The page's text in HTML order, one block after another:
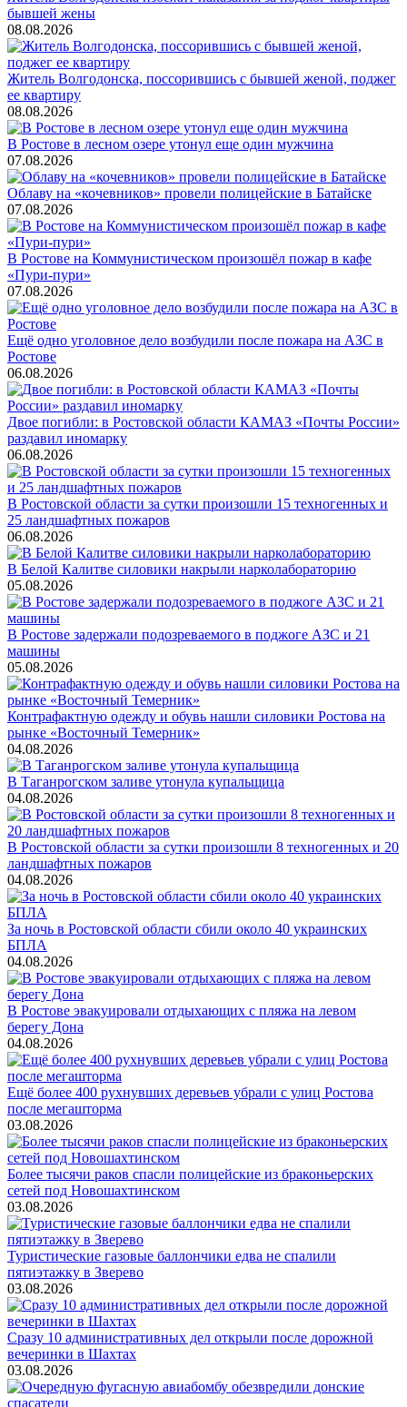
бывшей жены
08.08.2026
Житель Волгодонска, поссорившись с бывшей женой, поджег
ее квартиру
08.08.2026
В Ростове в лесном озере утонул еще один мужчина
07.08.2026
Облаву на «кочевников» провели полицейские в Батайске
07.08.2026
В Ростове на Коммунистическом произошёл пожар в кафе
«Пури-пури»
07.08.2026
Ещё одно уголовное дело возбудили после пожара на АЗС в
Ростове
06.08.2026
Двое погибли: в Ростовской области КАМАЗ «Почты России»
раздавил иномарку
06.08.2026
В Ростовской области за сутки произошли 15 техногенных и
25 ландшафтных пожаров
06.08.2026
В Белой Калитве силовики накрыли нарколабораторию
05.08.2026
В Ростове задержали подозреваемого в поджоге АЗС и 21
машины
05.08.2026
Контрафактную одежду и обувь нашли силовики Ростова на
рынке «Восточный Темерник»
04.08.2026
В Таганрогском заливе утонула купальщица
04.08.2026
В Ростовской области за сутки произошли 8 техногенных и 20
ландшафтных пожаров
04.08.2026
За ночь в Ростовской области сбили около 40 украинских
БПЛА
04.08.2026
В Ростове эвакуировали отдыхающих с пляжа на левом
берегу Дона
04.08.2026
Ещё более 400 рухнувших деревьев убрали с улиц Ростова
после мегашторма
03.08.2026
Более тысячи раков спасли полицейские из браконьерских
сетей под Новошахтинском
03.08.2026
Туристические газовые баллончики едва не спалили
пятиэтажку в Зверево
03.08.2026
Сразу 10 административных дел открыли после дорожной
вечеринки в Шахтах
03.08.2026